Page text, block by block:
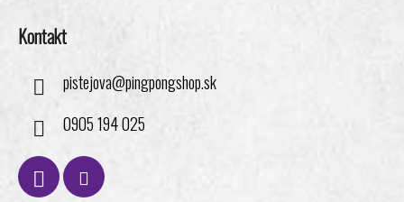
Kontakt
pistejova@pingpongshop.sk
0905 194 025